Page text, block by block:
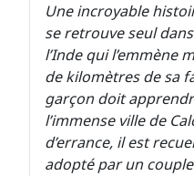
Une incroyable
se retrouve seul
l’Inde qui l’emmène
de kilomètres de sa
garçon doit
l’immense ville de
d’errance, il est
adopté par un couple